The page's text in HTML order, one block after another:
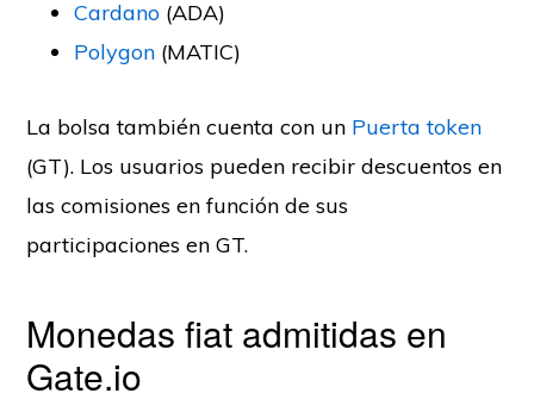
Cardano (ADA)
Polygon (MATIC)
La bolsa también cuenta con un Puerta token
(GT). Los usuarios pueden recibir descuentos en
las comisiones en función de sus
participaciones en GT.
Monedas fiat admitidas en
Gate.io